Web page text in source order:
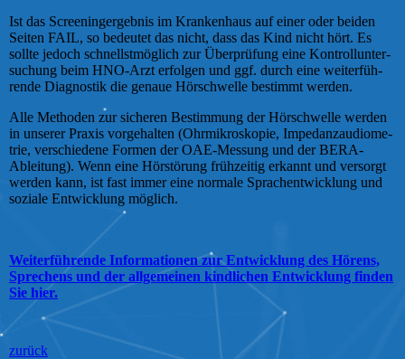
Ist das Screeningergebnis im Kran­ken­haus auf einer oder beiden
Seiten FAIL, so bedeutet das nicht, dass das Kind nicht hört. Es
sollte je­doch schnellst­möglich zur Über­prüfung eine Kon­troll­un­ter­
suchung beim HNO-Arzt erfolgen und ggf. durch eine weiter­füh­
rende Dia­gnos­tik die genaue Hör­schwel­le bestimmt werden.
Alle Methoden zur sicheren Bestimmung der Hör­schwel­­le werden
in unserer Praxis vor­ge­hal­ten (Ohr­mi­kros­ko­pie, Im­pe­danz­au­dio­me­
trie, ver­schie­dene Formen der OAE-Messung und der BERA-
Ableitung). Wenn eine Hör­stö­rung früh­zeitig erkannt und versorgt
werden kann, ist fast immer eine normale Sprach­ent­wick­lung und
soziale Ent­wick­lung möglich.
Weiterführende Informationen zur Entwicklung des Hörens,
Sprechens und der allgemeinen kindlichen Entwicklung finden
Sie hier.
zurück